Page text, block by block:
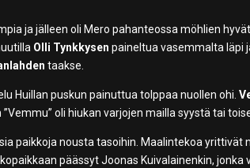
ja jälleen oli Mero pahanteossa möhlien
Olli Tynkkysen paineltua vasemmalta läpi
taakse.
Huillan puskun painuttua tolppaa nuollen ohi.
oli hiukan varjojen mailla syystä tai
paikkoja nousta tasoihin. Maalintekoa yrittivät
päässyt Joonas Kuivalainenkin, jonka